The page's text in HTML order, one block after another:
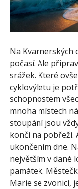
Na Kvarnerských
počasí. Ale
srážek. Které
cyklovýletu je
schopnostem
mnoha místech
stoupání jsou
končí na pobřeží.
ukončením dne.
největším v dané
památek.
Marie se zvonicí,